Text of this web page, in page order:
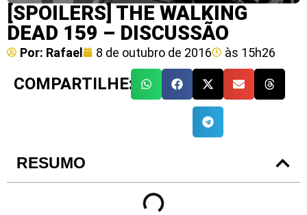
[SPOILERS] THE WALKING
DEAD 159 – DISCUSSÃO
Por: Rafael 8 de outubro de 2016 às 15h26
COMPARTILHE:
RESUMO